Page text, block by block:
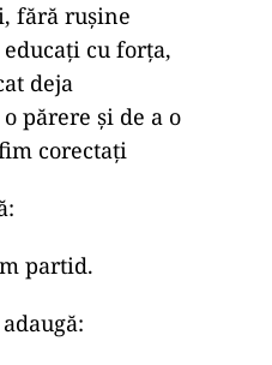
fără rușine
cu forța,
deja
părere și de a o
corectați
partid.